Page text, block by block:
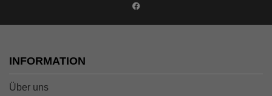
INFORMATION
Über uns